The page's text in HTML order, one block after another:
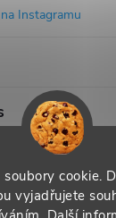
cookie.
vyjadřujete
Instagramu